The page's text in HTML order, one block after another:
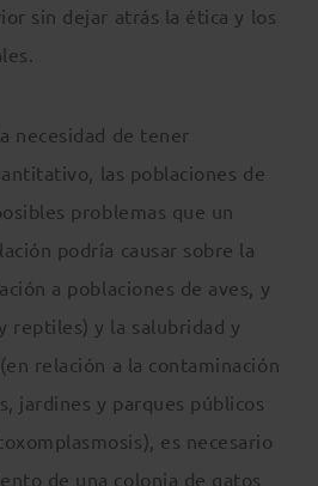
sin dejar atrás la ética y los
necesidad de tener
las poblaciones de
problemas que un
podría causar sobre la
a poblaciones de aves, y
reptiles) y la salubridad y
relación a la contaminación
jardines y parques públicos
es necesario
de una colonia de gatos